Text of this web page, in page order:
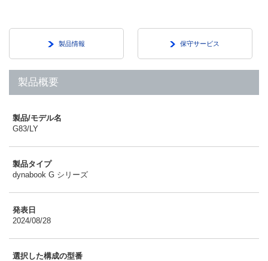
製品情報 保守サービス
製品概要
製品/モデル名
G83/LY
製品タイプ
dynabook G シリーズ
発表日
2024/08/28
選択した構成の型番